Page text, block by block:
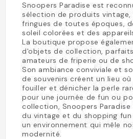
Snoopers Paradise est
sélection de produits
fringues de toutes époques,
soleil colorées et des
La boutique propose
d'objets de collection,
amateurs de friperie ou de
Son ambiance conviviale et
de souvenirs créent un lieu
fouiller et dénicher la perle
pour une journée de fun ou
collection, Snoopers
du vintage et du shopping fun
un environnement qui mêle
modernité.